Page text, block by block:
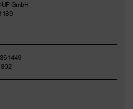
GmbH
189
1449